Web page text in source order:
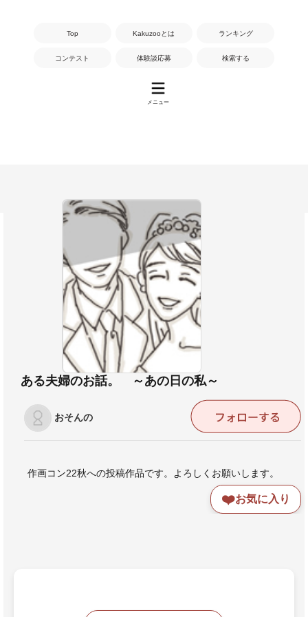
Top Kakuzooとは ランキング
コンテスト 体験談応募 検索する
メニュー
ある夫婦のお話。 ～あの日の私～
おそんの
作画コン22秋への投稿作品です。よろしくお願いします。
❤️お気に入り